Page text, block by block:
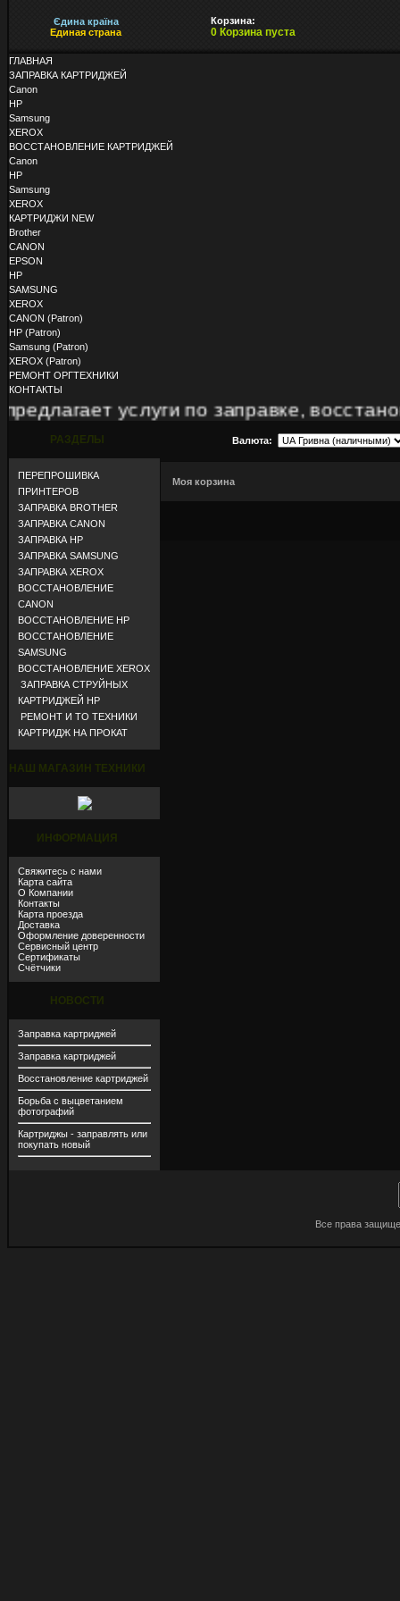
Єдина країна
Единая страна
Корзина:
0 Корзина пуста
ГЛАВНАЯ
ЗАПРАВКА КАРТРИДЖЕЙ
Canon
HP
Samsung
XEROX
ВОССТАНОВЛЕНИЕ КАРТРИДЖЕЙ
Canon
HP
Samsung
XEROX
КАРТРИДЖИ NEW
Brother
CANON
EPSON
HP
SAMSUNG
XEROX
CANON (Patron)
HP (Patron)
Samsung (Patron)
XEROX (Patron)
РЕМОНТ ОРГТЕХНИКИ
КОНТАКТЫ
услуги по заправке,
РАЗДЕЛЫ
ПЕРЕПРОШИВКА
ПРИНТЕРОВ
ЗАПРАВКА BROTHER
ЗАПРАВКА CANON
ЗАПРАВКА HP
ЗАПРАВКА SAMSUNG
ЗАПРАВКА XEROX
ВОССТАНОВЛЕНИЕ
CANON
ВОССТАНОВЛЕНИЕ HP
ВОССТАНОВЛЕНИЕ
SAMSUNG
ВОССТАНОВЛЕНИЕ XEROX
ЗАПРАВКА СТРУЙНЫХ
КАРТРИДЖЕЙ HP
РЕМОНТ И ТО ТЕХНИКИ
КАРТРИДЖ НА ПРОКАТ
НАШ МАГАЗИН ТЕХНИКИ
ИНФОРМАЦИЯ
Свяжитесь с нами
Карта сайта
О Компании
Контакты
Карта проезда
Доставка
Оформление доверенности
Сервисный центр
Сертификаты
Счётчики
НОВОСТИ
Заправка картриджей
Заправка картриджей
Восстановление картриджей
Борьба с выцветанием
фотографий
Картриджы - заправлять или
покупать новый
Валюта:
Моя корзина
Все права